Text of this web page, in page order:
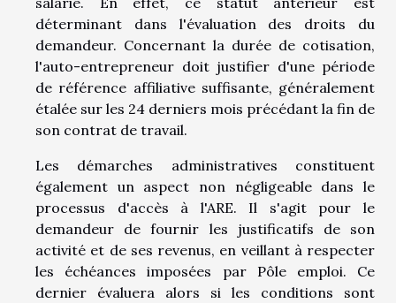
déterminant dans l'évaluation des droits du
demandeur. Concernant la durée de cotisation,
l'auto-entrepreneur doit justifier d'une période
de référence affiliative suffisante, généralement
étalée sur les 24 derniers mois précédant la fin de
son contrat de travail.
Les démarches administratives constituent
également un aspect non négligeable dans le
processus d'accès à l'ARE. Il s'agit pour le
demandeur de fournir les justificatifs de son
activité et de ses revenus, en veillant à respecter
les échéances imposées par Pôle emploi. Ce
dernier évaluera alors si les conditions sont